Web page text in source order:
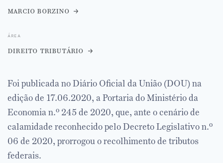
marcio borzino
área
direito tributário
Foi publicada no Diário Oficial da União (DOU) na
edição de 17.06.2020, a Portaria do Ministério da
Economia n.º 245 de 2020, que, ante o cenário de
calamidade reconhecido pelo Decreto Legislativo n.º
06 de 2020, prorrogou o recolhimento de tributos
federais.